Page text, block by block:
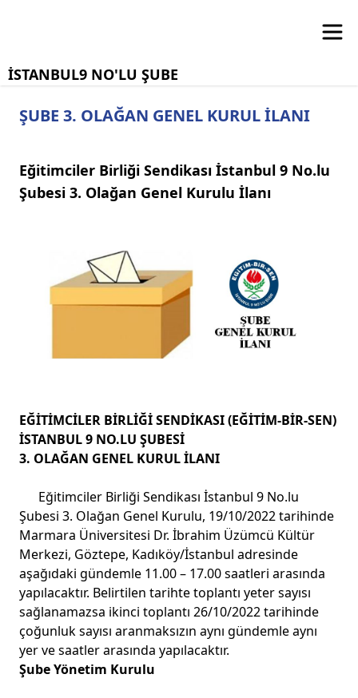
İSTANBUL9 NO'LU ŞUBE
ŞUBE 3. OLAĞAN GENEL KURUL İLANI
Eğitimciler Birliği Sendikası İstanbul 9 No.lu
Şubesi 3. Olağan Genel Kurulu İlanı
EĞİTİMCİLER BİRLİĞİ SENDİKASI (EĞİTİM-BİR-SEN)
İSTANBUL 9 NO.LU ŞUBESİ
3. OLAĞAN GENEL KURUL İLANI
Eğitimciler Birliği Sendikası İstanbul 9 No.lu
Şubesi 3. Olağan Genel Kurulu, 19/10/2022 tarihinde
Marmara Üniversitesi Dr. İbrahim Üzümcü Kültür
Merkezi, Göztepe, Kadıköy/İstanbul adresinde
aşağıdaki gündemle 11.00 – 17.00 saatleri arasında
yapılacaktır. Belirtilen tarihte toplantı yeter sayısı
sağlanamazsa ikinci toplantı 26/10/2022 tarihinde
çoğunluk sayısı aranmaksızın aynı gündemle aynı
yer ve saatler arasında yapılacaktır.
Şube Yönetim Kurulu